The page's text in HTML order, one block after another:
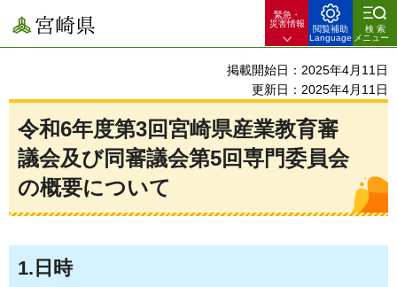
宮崎県
緊急・
災害情報
閲覧補助
Language
検索
メニュー
掲載開始日：2025年4月11日
更新日：2025年4月11日
令和6年度第3回宮崎県産業教育審
議会及び同審議会第5回専門委員会
の概要について
1.日時